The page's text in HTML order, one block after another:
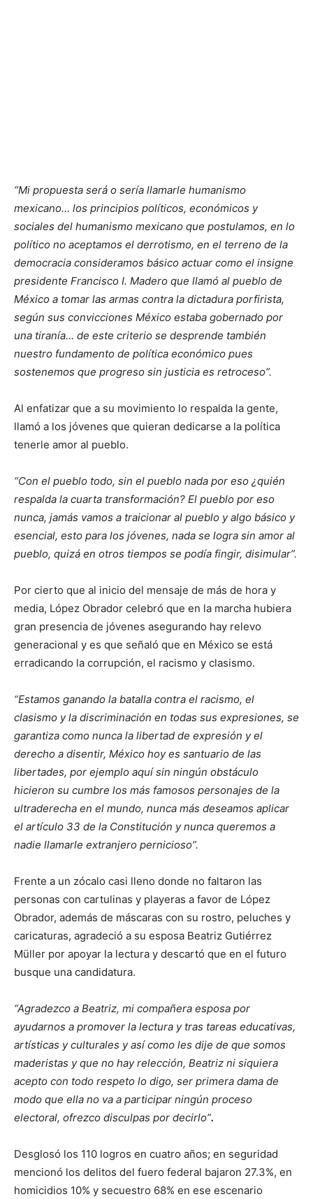
“Mi propuesta será o sería llamarle humanismo
mexicano… los principios políticos, económicos y
sociales del humanismo mexicano que postulamos, en lo
político no aceptamos el derrotismo, en el terreno de la
democracia consideramos básico actuar como el insigne
presidente Francisco I. Madero que llamó al pueblo de
México a tomar las armas contra la dictadura porfirista,
según sus convicciones México estaba gobernado por
una tiranía… de este criterio se desprende también
nuestro fundamento de política económico pues
sostenemos que progreso sin justicia es retroceso”.
Al enfatizar que a su movimiento lo respalda la gente,
llamó a los jóvenes que quieran dedicarse a la política
tenerle amor al pueblo.
“Con el pueblo todo, sin el pueblo nada por eso ¿quién
respalda la cuarta transformación? El pueblo por eso
nunca, jamás vamos a traicionar al pueblo y algo básico y
esencial, esto para los jóvenes, nada se logra sin amor al
pueblo, quizá en otros tiempos se podía fingir, disimular”.
Por cierto que al inicio del mensaje de más de hora y
media, López Obrador celebró que en la marcha hubiera
gran presencia de jóvenes asegurando hay relevo
generacional y es que señaló que en México se está
erradicando la corrupción, el racismo y clasismo.
“Estamos ganando la batalla contra el racismo, el
clasismo y la discriminación en todas sus expresiones, se
garantiza como nunca la libertad de expresión y el
derecho a disentir, México hoy es santuario de las
libertades, por ejemplo aquí sin ningún obstáculo
hicieron su cumbre los más famosos personajes de la
ultraderecha en el mundo, nunca más deseamos aplicar
el artículo 33 de la Constitución y nunca queremos a
nadie llamarle extranjero pernicioso”.
Frente a un zócalo casi lleno donde no faltaron las
personas con cartulinas y playeras a favor de López
Obrador, además de máscaras con su rostro, peluches y
caricaturas, agradeció a su esposa Beatriz Gutiérrez
Müller por apoyar la lectura y descartó que en el futuro
busque una candidatura.
“Agradezco a Beatriz, mi compañera esposa por
ayudarnos a promover la lectura y tras tareas educativas,
artísticas y culturales y así como les dije de que somos
maderistas y que no hay relección, Beatriz ni siquiera
acepto con todo respeto lo digo, ser primera dama de
modo que ella no va a participar ningún proceso
electoral, ofrezco disculpas por decirlo”.
Desglosó los 110 logros en cuatro años; en seguridad
mencionó los delitos del fuero federal bajaron 27.3%, en
homicidios 10% y secuestro 68% en ese escenario